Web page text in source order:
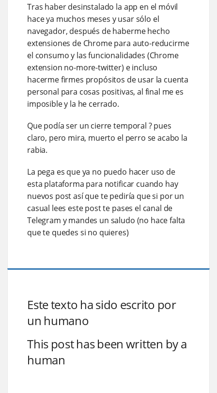
Tras haber desinstalado la app en el móvil
hace ya muchos meses y usar sólo el
navegador, después de haberme hecho
extensiones de Chrome para auto-reducirme
el consumo y las funcionalidades (Chrome
extension no-more-twitter) e incluso
hacerme firmes propósitos de usar la cuenta
personal para cosas positivas, al final me es
imposible y la he cerrado.
Que podía ser un cierre temporal ? pues
claro, pero mira, muerto el perro se acabo la
rabia.
La pega es que ya no puedo hacer uso de
esta plataforma para notificar cuando hay
nuevos post así que te pediría que si por un
casual lees este post te pases el canal de
Telegram y mandes un saludo (no hace falta
que te quedes si no quieres)
Este texto ha sido escrito por
un humano
This post has been written by a
human